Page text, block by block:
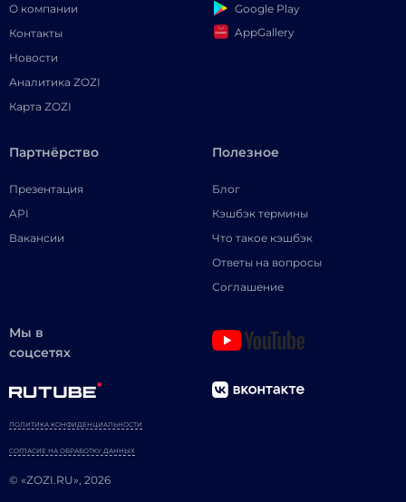
О компании
Контакты
Новости
Аналитика ZOZI
Карта ZOZI
Google Play
AppGallery
Партнёрство
Презентация
API
Вакансии
Полезное
Блог
Кэшбэк термины
Что такое кэшбэк
Ответы на вопросы
Соглашение
Мы в
соцсетях
© «ZOZI.RU», 2026
ПОЛИТИКА КОНФИДЕНЦИАЛЬНОСТИ
СОГЛАСИЕ НА ОБРАБОТКУ ДАННЫХ